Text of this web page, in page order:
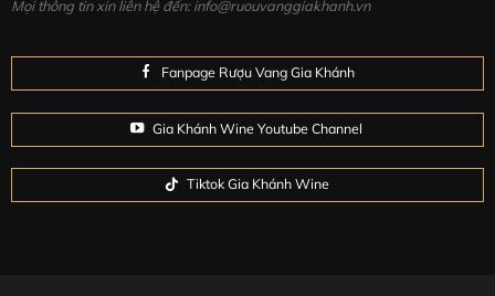
Chilean Cabernet Sauvignon
Chagual Cabernet Sauvignon:
Mọi thông tin xin liên hệ đến: info@ruouvanggiakhanh.vn
Fanpage Rượu Vang Gia Khánh
Gia Khánh Wine Youtube Channel
Tiktok Gia Khánh Wine